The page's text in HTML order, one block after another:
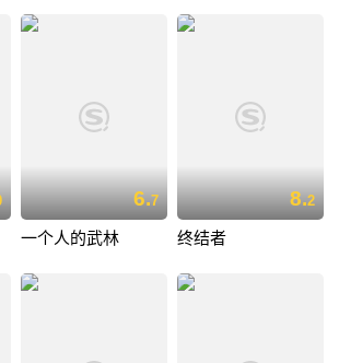
6.7
一个人的武林
8.2
终结者